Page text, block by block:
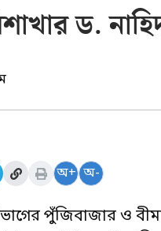
ড.
অ+ অ-
পুঁজিবাজার ও